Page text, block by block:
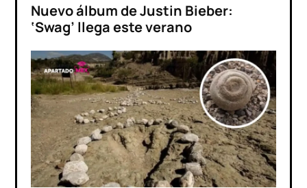
Nuevo álbum de Justin Bieber:
‘Swag’ llega este verano